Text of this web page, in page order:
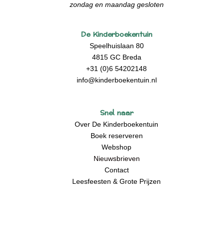
zondag en maandag gesloten
De Kinderboekentuin
Speelhuislaan 80
4815 GC Breda
+31 (0)6 54202148
info@kinderboekentuin.nl
Snel naar
Over De Kinderboekentuin
Boek reserveren
Webshop
Nieuwsbrieven
Contact
Leesfeesten & Grote Prijzen